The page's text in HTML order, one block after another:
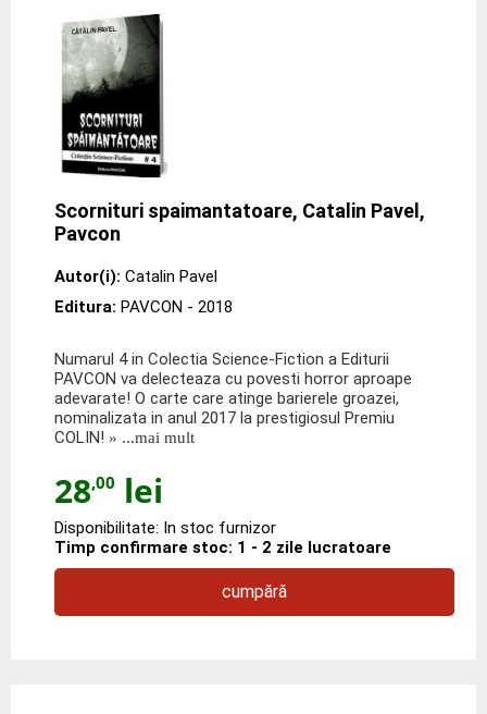
Scornituri spaimantatoare, Catalin Pavel,
Pavcon
Autor(i): Catalin Pavel
Editura: PAVCON - 2018
Numarul 4 in Colectia Science-Fiction a Editurii
PAVCON va delecteaza cu povesti horror aproape
adevarate! O carte care atinge barierele groazei,
nominalizata in anul 2017 la prestigiosul Premiu
COLIN! » ...mai mult
28,00 lei
Disponibilitate: In stoc furnizor
Timp confirmare stoc: 1 - 2 zile lucratoare
cumpără